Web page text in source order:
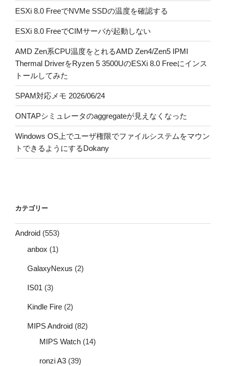
ESXi 8.0 FreeでNVMe SSDの温度を確認する
ESXi 8.0 FreeでCIMサーバが起動しない
AMD Zen系CPU温度をとれるAMD Zen4/Zen5 IPMI
Thermal DriverをRyzen 5 3500UのESXi 8.0 Freeにインス
トールしてみた
SPAM対応メモ 2026/06/24
ONTAPシミュレータのaggregateが見えなくなった
Windows OS上でユーザ権限でファイルシステムをマウン
トできるようにするDokany
カテゴリー
Android (553)
anbox (1)
GalaxyNexus (2)
IS01 (3)
Kindle Fire (2)
MIPS Android (82)
MIPS Watch (14)
ronzi A3 (39)